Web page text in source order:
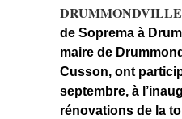
de Soprema à
maire de
Cusson, ont
septembre, à
rénovations de la